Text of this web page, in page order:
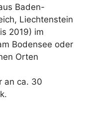
Baden-
Liechtenstein
2019) im
Bodensee oder
Orten
an ca. 30